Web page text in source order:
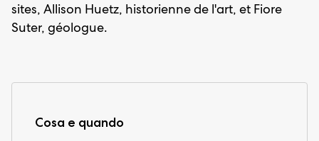
sites, Allison Huetz, historienne de l'art, et Fiore
Suter, géologue.
Cosa e quando